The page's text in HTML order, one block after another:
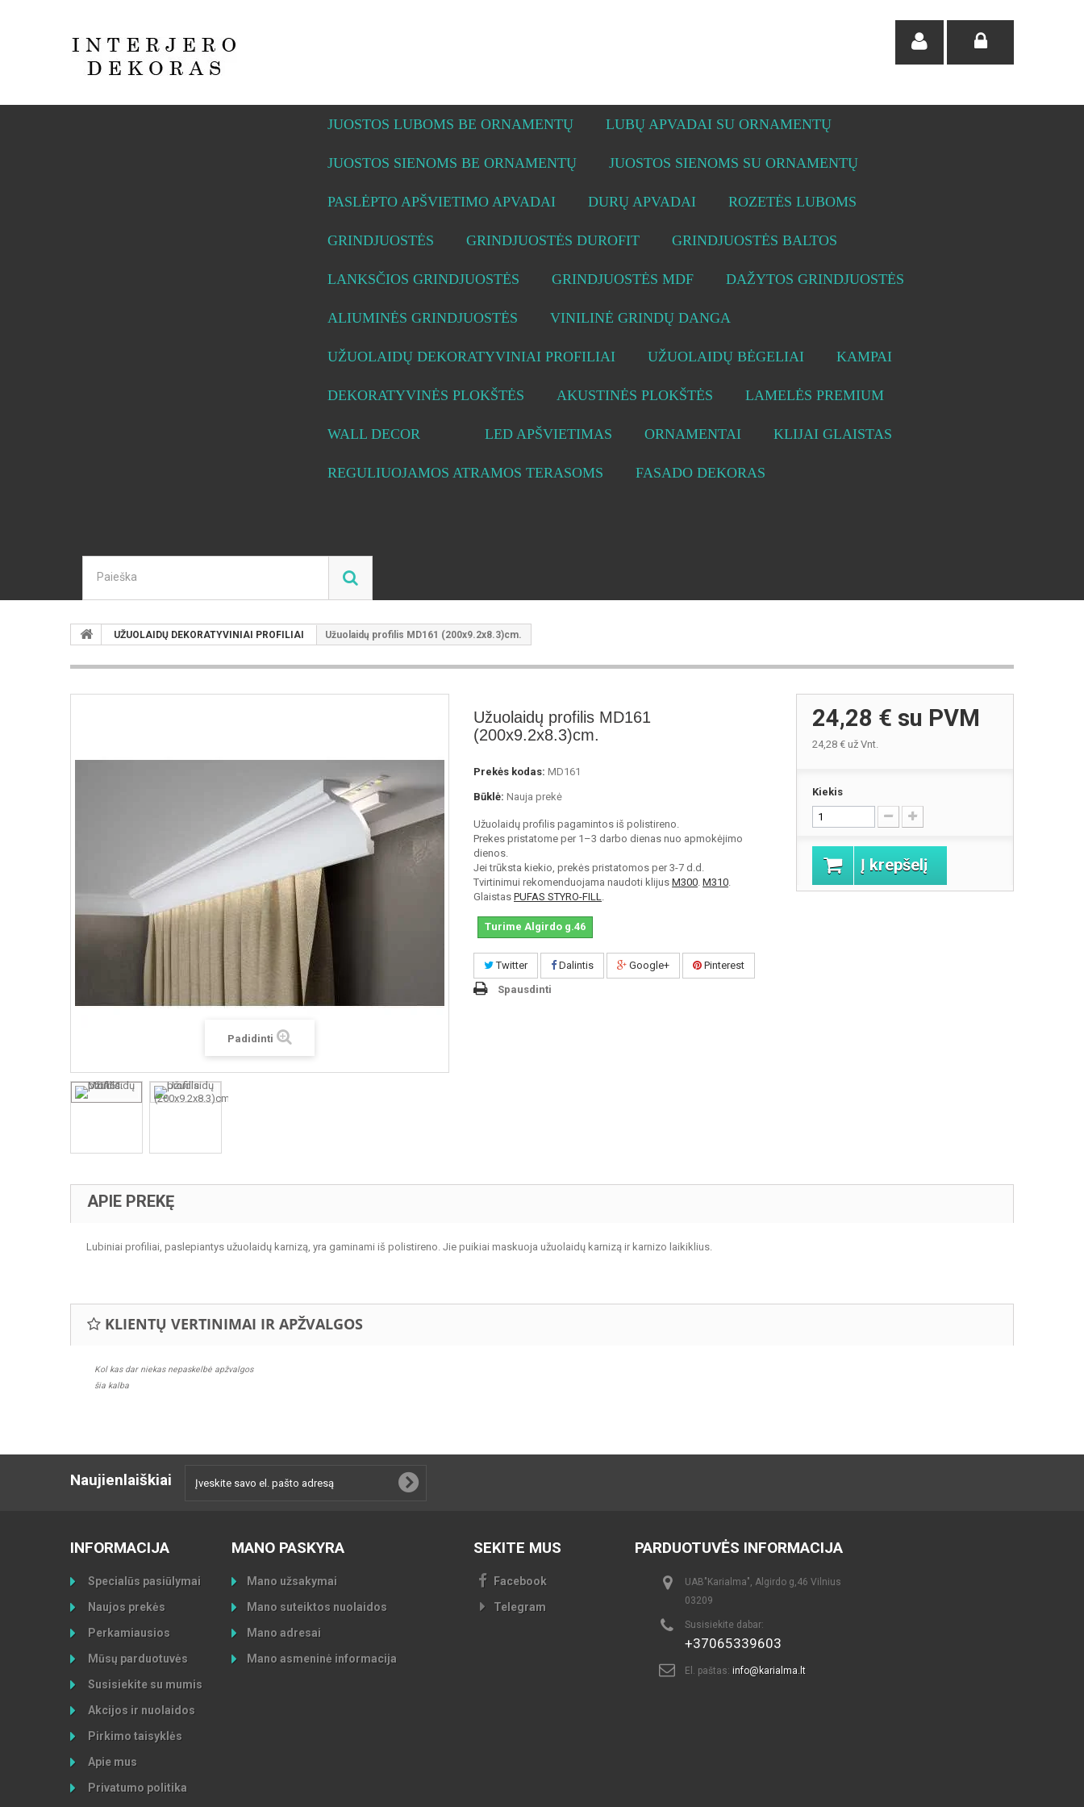
JUOSTOS LUBOMS BE ORNAMENTŲ LUBŲ APVADAI SU ORNAMENTŲ
JUOSTOS SIENOMS BE ORNAMENTŲ JUOSTOS SIENOMS SU ORNAMENTŲ
PASLĖPTO APŠVIETIMO APVADAI DURŲ APVADAI ROZETĖS LUBOMS
GRINDJUOSTĖS GRINDJUOSTĖS DUROFIT GRINDJUOSTĖS BALTOS
LANKSČIOS GRINDJUOSTĖS GRINDJUOSTĖS MDF DAŽYTOS GRINDJUOSTĖS
ALIUMINĖS GRINDJUOSTĖS VINILINĖ GRINDŲ DANGA
UŽUOLAIDŲ DEKORATYVINIAI PROFILIAI UŽUOLAIDŲ BĖGELIAI KAMPAI
DEKORATYVINĖS PLOKŠTĖS AKUSTINĖS PLOKŠTĖS LAMELĖS PREMIUM
WALL DECOR LED APŠVIETIMAS ORNAMENTAI KLIJAI GLAISTAS
REGULIUOJAMOS ATRAMOS TERASOMS FASADO DEKORAS
UŽUOLAIDŲ DEKORATYVINIAI PROFILIAI Užuolaidų profilis MD161 (200x9.2x8.3)cm.
Padidinti
Užuolaidų profilis MD161
(200x9.2x8.3)cm.
Prekės kodas: MD161
Būklė: Nauja prekė
Užuolaidų profilis pagamintos iš polistireno.
Prekes pristatome per 1–3 darbo dienas nuo apmokėjimo
dienos.
Jei trūksta kiekio, prekės pristatomos per 3-7 d.d.
Tvirtinimui rekomenduojama naudoti klijus M300. M310.
Glaistas PUFAS STYRO-FILL.
Turime Algirdo g.46
Twitter Dalintis Google+
Pinterest
Spausdinti
24,28 € su PVM
24,28 €už Vnt.
Kiekis
Į krepšelį
APIE PREKĘ
Lubiniai profiliai, paslepiantys užuolaidų karnizą, yra gaminami iš polistireno. Jie puikiai maskuoja užuolaidų karnizą ir karnizo laikiklius.
KLIENTŲ VERTINIMAI IR APŽVALGOS
Kol kas dar niekas nepaskelbė apžvalgos
šia kalba
Naujienlaiškiai
INFORMACIJA
Specialūs pasiūlymai
Naujos prekės
Perkamiausios
Mūsų parduotuvės
Susisiekite su mumis
Akcijos ir nuolaidos
Pirkimo taisyklės
Apie mus
Privatumo politika
MANO PASKYRA
Mano užsakymai
Mano suteiktos nuolaidos
Mano adresai
Mano asmeninė informacija
SEKITE MUS
Facebook
Telegram
PARDUOTUVĖS INFORMACIJA
UAB"Karialma", Algirdo g,46 Vilnius
03209
Susisiekite dabar:
+37065339603
El. paštas: info@karialma.lt